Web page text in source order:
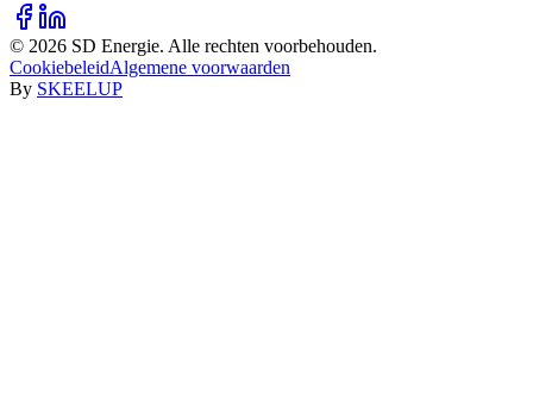
© 2026 SD Energie. Alle rechten voorbehouden.
CookiebeleidAlgemene voorwaarden
By SKEELUP